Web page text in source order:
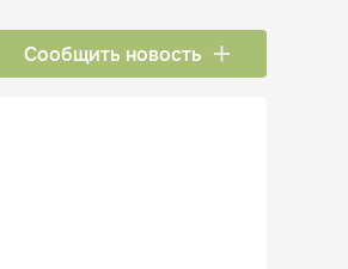
Сообщить новость